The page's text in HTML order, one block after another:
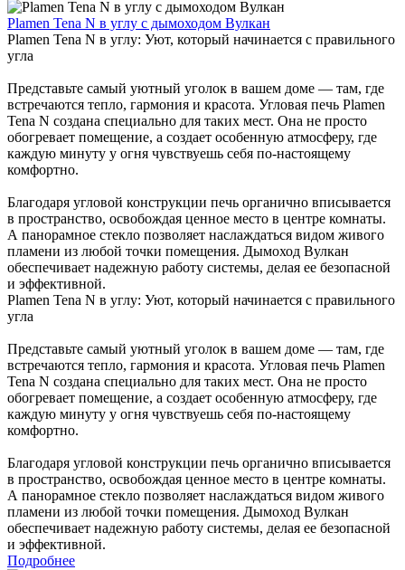
Plamen Tena N в углу с дымоходом Вулкан
Plamen Tena N в углу: Уют, который начинается с правильного
угла
Представьте самый уютный уголок в вашем доме — там, где
встречаются тепло, гармония и красота. Угловая печь Plamen
Tena N создана специально для таких мест. Она не просто
обогревает помещение, а создает особенную атмосферу, где
каждую минуту у огня чувствуешь себя по-настоящему
комфортно.
Благодаря угловой конструкции печь органично вписывается
в пространство, освобождая ценное место в центре комнаты.
А панорамное стекло позволяет наслаждаться видом живого
пламени из любой точки помещения. Дымоход Вулкан
обеспечивает надежную работу системы, делая ее безопасной
и эффективной.
Plamen Tena N в углу: Уют, который начинается с правильного
угла
Представьте самый уютный уголок в вашем доме — там, где
встречаются тепло, гармония и красота. Угловая печь Plamen
Tena N создана специально для таких мест. Она не просто
обогревает помещение, а создает особенную атмосферу, где
каждую минуту у огня чувствуешь себя по-настоящему
комфортно.
Благодаря угловой конструкции печь органично вписывается
в пространство, освобождая ценное место в центре комнаты.
А панорамное стекло позволяет наслаждаться видом живого
пламени из любой точки помещения. Дымоход Вулкан
обеспечивает надежную работу системы, делая ее безопасной
и эффективной.
Подробнее